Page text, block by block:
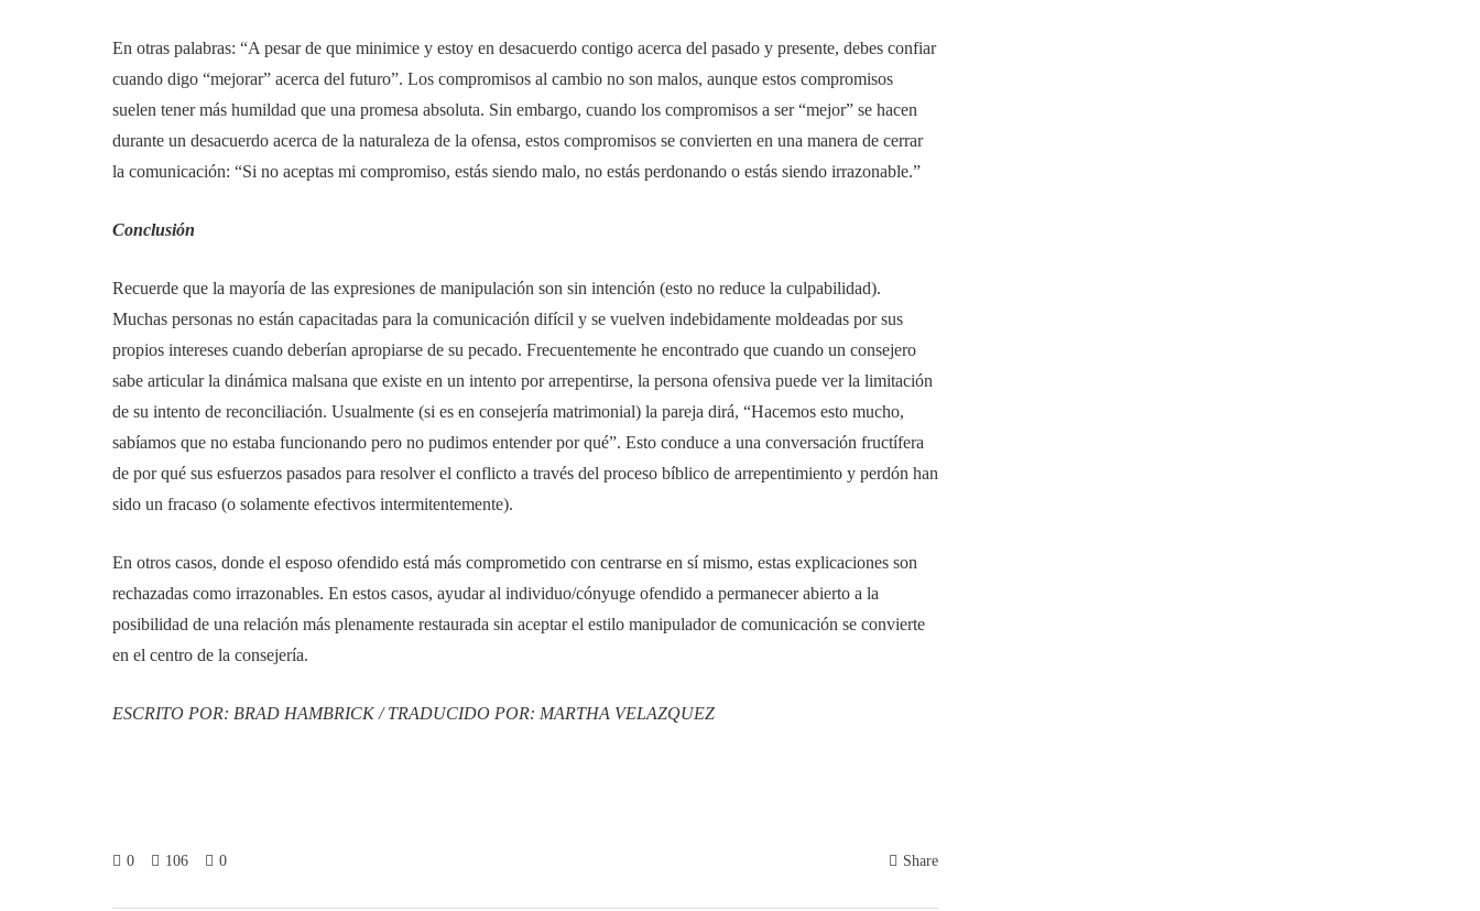
En otras palabras: “A pesar de que minimice y estoy en desacuerdo contigo acerca del pasado y presente, debes confiar
cuando digo “mejorar” acerca del futuro”. Los compromisos al cambio no son malos, aunque estos compromisos
suelen tener más humildad que una promesa absoluta. Sin embargo, cuando los compromisos a ser “mejor” se hacen
durante un desacuerdo acerca de la naturaleza de la ofensa, estos compromisos se convierten en una manera de cerrar
la comunicación: “Si no aceptas mi compromiso, estás siendo malo, no estás perdonando o estás siendo irrazonable.”
Conclusión
Recuerde que la mayoría de las expresiones de manipulación son sin intención (esto no reduce la culpabilidad).
Muchas personas no están capacitadas para la comunicación difícil y se vuelven indebidamente moldeadas por sus
propios intereses cuando deberían apropiarse de su pecado. Frecuentemente he encontrado que cuando un consejero
sabe articular la dinámica malsana que existe en un intento por arrepentirse, la persona ofensiva puede ver la limitación
de su intento de reconciliación. Usualmente (si es en consejería matrimonial) la pareja dirá, “Hacemos esto mucho,
sabíamos que no estaba funcionando pero no pudimos entender por qué”. Esto conduce a una conversación fructífera
de por qué sus esfuerzos pasados para resolver el conflicto a través del proceso bíblico de arrepentimiento y perdón han
sido un fracaso (o solamente efectivos intermitentemente).
En otros casos, donde el esposo ofendido está más comprometido con centrarse en sí mismo, estas explicaciones son
rechazadas como irrazonables. En estos casos, ayudar al individuo/cónyuge ofendido a permanecer abierto a la
posibilidad de una relación más plenamente restaurada sin aceptar el estilo manipulador de comunicación se convierte
en el centro de la consejería.
ESCRITO POR: BRAD HAMBRICK / TRADUCIDO POR: MARTHA VELAZQUEZ
0 106 0 Share